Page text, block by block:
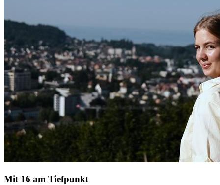
Mit 16 am Tiefpunkt